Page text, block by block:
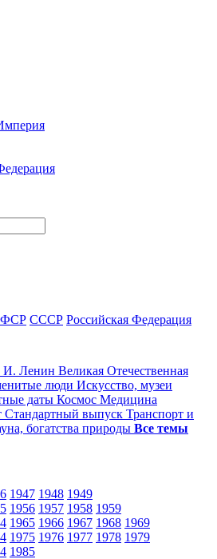
СССР Российская Федерация
И. Ленин Великая Отечественная
люди Искусство, музеи
даты Космос Медицина
Стандартный выпуск Транспорт и
богатства природы Все темы
1947 1948 1949
1956 1957 1958 1959
1965 1966 1967 1968 1969
1975 1976 1977 1978 1979
1985